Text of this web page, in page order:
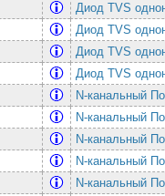
Диод TVS
Диод TVS
Диод TVS
Диод TVS
N-канальный
N-канальный
N-канальный
N-канальный
N-канальный